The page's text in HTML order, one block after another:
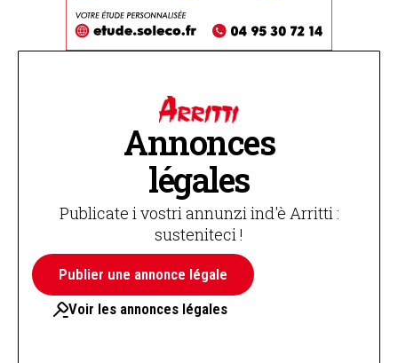
Annonces
légales
Publicate i vostri annunzi ind'è Arritti :
susteniteci !
Publier une annonce légale
Voir les annonces légales